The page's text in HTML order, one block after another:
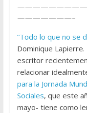
———————–
“Todo lo que no se
Dominique
escritor
relacionar
para la Jornada
Sociales, que este
mayo- tiene como